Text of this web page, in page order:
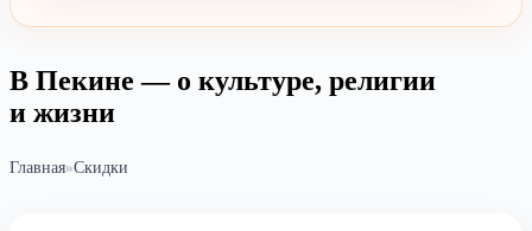
В Пекине — о культуре, религии
и жизни
Главная»Скидки